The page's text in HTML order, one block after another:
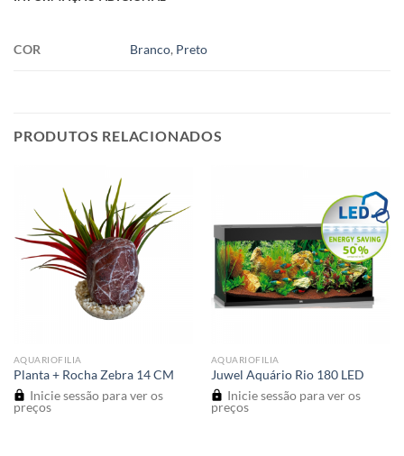
COR Branco, Preto
PRODUTOS RELACIONADOS
AQUARIOFILIA
Planta + Rocha Zebra 14 CM
Inicie sessão para ver os
preços
AQUARIOFILIA
Juwel Aquário Rio 180 LED
Inicie sessão para ver os
preços